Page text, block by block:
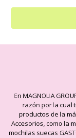
En MAGNOLIA
razón por la cual
productos de la
Accesorios, como la
mochilas suecas